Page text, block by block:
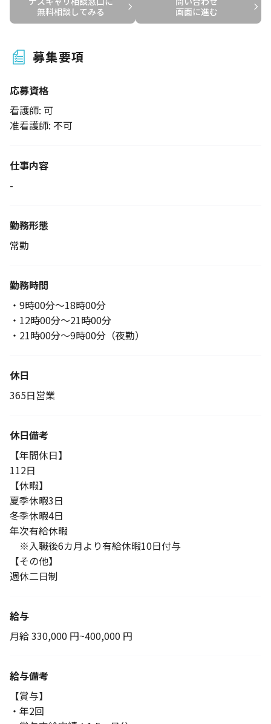
無料相談してみる
画面に進む
募集要項
応募資格
看護師: 可
准看護師: 不可
仕事内容
-
勤務形態
常勤
勤務時間
・9時00分～18時00分
・12時00分～21時00分
・21時00分～9時00分（夜勤）
休日
365日営業
休日備考
【年間休日】
112日
【休暇】
夏季休暇3日
冬季休暇4日
年次有給休暇
※入職後6カ月より有給休暇10日付与
【その他】
週休二日制
給与
月給 330,000 円~400,000 円
給与備考
【賞与】
・年2回